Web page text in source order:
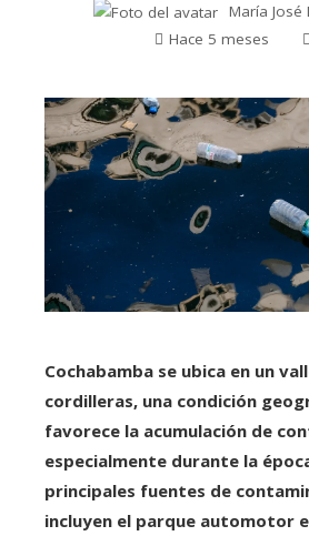
María
Hace 5 meses
Cochabamba se ubica en un
cordilleras, una condición
favorece la acumulación de
especialmente durante la
principales fuentes de
incluyen el parque automotor